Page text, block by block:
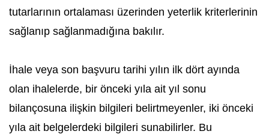
tutarlarının ortalaması üzerinden yeterlik kriterlerinin
sağlanıp sağlanmadığına bakılır.
İhale veya son başvuru tarihi yılın ilk dört ayında
olan ihalelerde, bir önceki yıla ait yıl sonu
bilançosuna ilişkin bilgileri belirtmeyenler, iki önceki
yıla ait belgelerdeki bilgileri sunabilirler. Bu